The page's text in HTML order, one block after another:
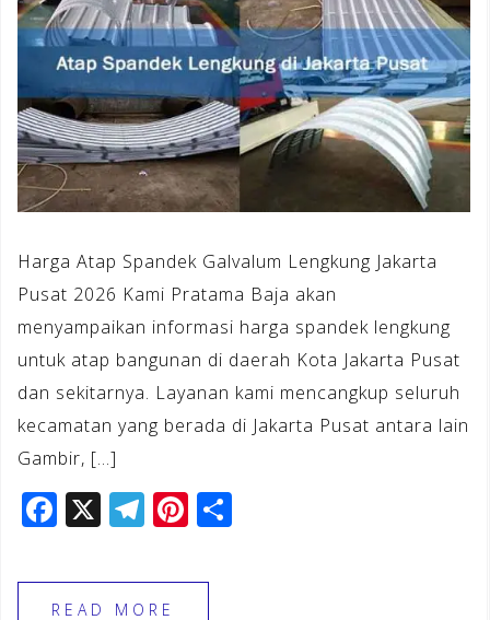
Harga Atap Spandek Galvalum Lengkung Jakarta
Pusat 2026 Kami Pratama Baja akan
menyampaikan informasi harga spandek lengkung
untuk atap bangunan di daerah Kota Jakarta Pusat
dan sekitarnya. Layanan kami mencangkup seluruh
kecamatan yang berada di Jakarta Pusat antara lain
Gambir, […]
F
c
X T
e
Pi
te
READ MORE